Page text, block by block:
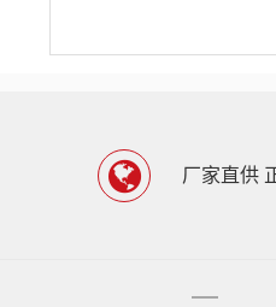
厂家直供